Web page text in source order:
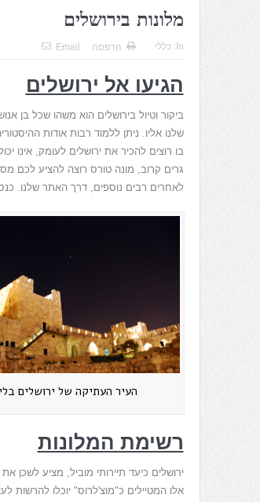
מלונות בירושלים
In: כללי הדפסה Email
הגיעו אל ירושלים
ביקור וטיול בירושלים הוא משהו שכל בן
שלנו אליו
ניתן ללמוד רבות אודות
בו רוצים להכיר את ירושלים לעומק ,אינו
גרים קרוב מונה טורס רוצה להציע לכם
לאחרים רבים נוספים ,דרך האתר שלנו
העיר העתיקה של ירושלים
רשימת המלונות
ירושלים כיעד תיירותי מוביל, מציע לשכן
אלו המטיילים כ"מוצ'לרוס"יוכלו להרשות